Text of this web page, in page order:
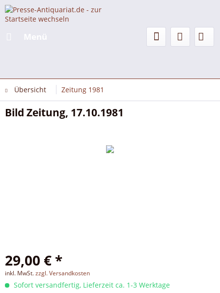
Übersicht Zeitung 1981
Bild Zeitung, 17.10.1981
29,00 € *
inkl. MwSt.zzgl. Versandkosten
Sofort versandfertig, Lieferzeit ca. 1-3 Werktage